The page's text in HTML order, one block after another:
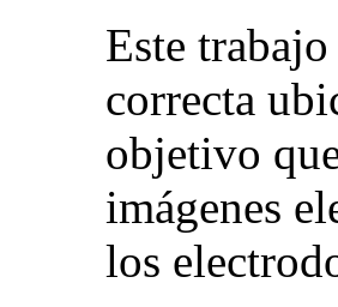
Este
correcta
objetivo
imágenes
los